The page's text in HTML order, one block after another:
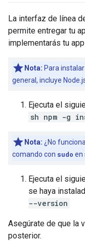
La interfaz de línea
permite entregar tu
implementarás tu
Nota: Para
general, incluye
Ejecuta el
sh npm -g
Nota: ¿No
comando con sudo en
Ejecuta el
se haya
--version
Asegúrate de que la
posterior.